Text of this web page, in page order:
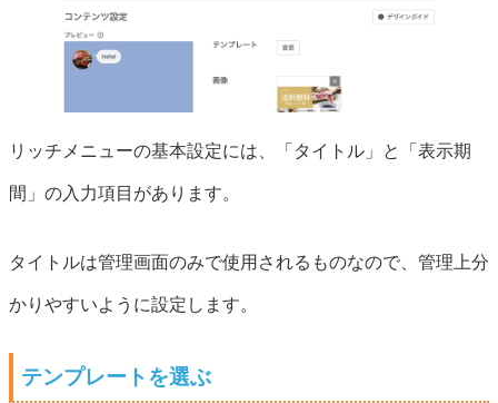
リッチメニューの基本設定には、「タイトル」と「表示期
間」の入力項目があります。
タイトルは管理画面のみで使用されるものなので、管理上分
かりやすいように設定します。
テンプレートを選ぶ